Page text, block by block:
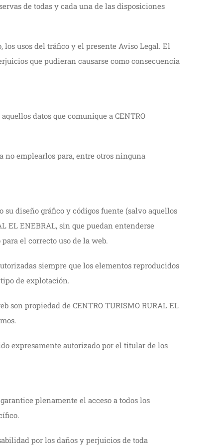
de todas y cada una de las disposiciones
usos del tráfico y el presente Aviso Legal. El
que pudieran causarse como consecuencia
datos que comunique a CENTRO
no emplearlos para, entre otros ninguna
su diseño gráfico y códigos fuente (salvo aquellos
EL ENEBRAL, sin que puedan entenderse
el correcto uso de la web.
siempre que los elementos reproducidos
de explotación.
son propiedad de CENTRO TURISMO RURAL EL
expresamente autorizado por el titular de los
plenamente el acceso a todos los
por los daños y perjuicios de toda